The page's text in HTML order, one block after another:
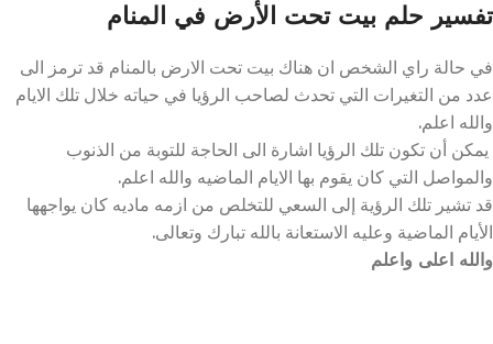
تفسير حلم بيت تحت الأرض في المنام
في حالة راي الشخص ان هناك بيت تحت الارض بالمنام قد ترمز الى
عدد من التغيرات التي تحدث لصاحب الرؤيا في حياته خلال تلك الايام
والله اعلم.
يمكن أن تكون تلك الرؤيا اشارة الى الحاجة للتوبة من الذنوب
والمواصل التي كان يقوم بها الايام الماضيه والله اعلم.
قد تشير تلك الرؤية إلى السعي للتخلص من ازمه ماديه كان يواجهها
الأيام الماضية وعليه الاستعانة بالله تبارك وتعالى.
والله اعلى واعلم